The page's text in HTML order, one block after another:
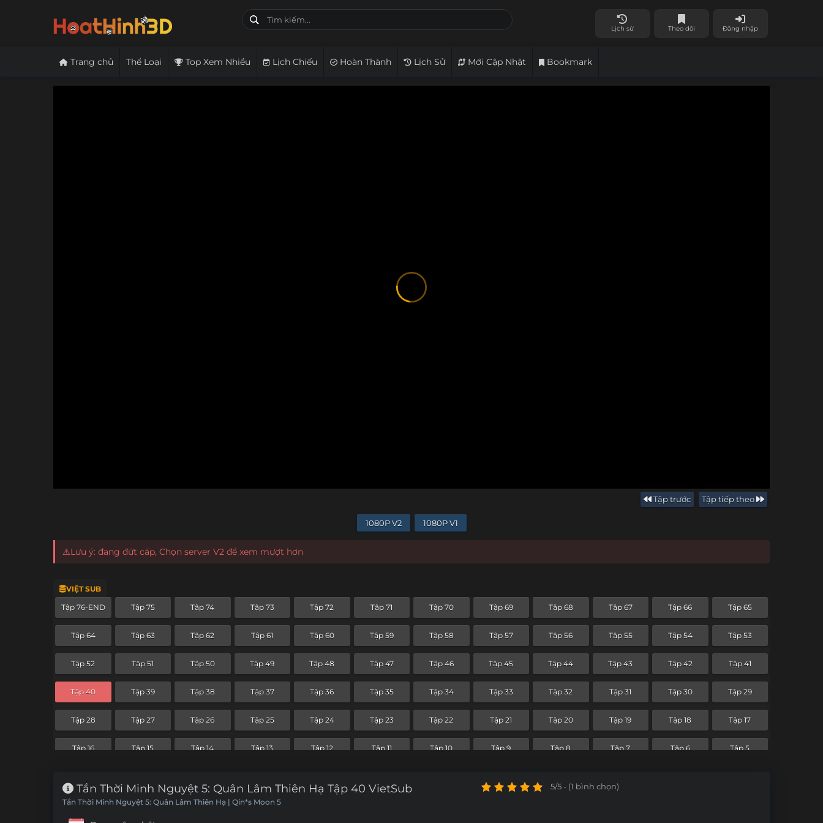
Lịch sử Theo dõi Đăng nhập
Trang chủ Thể Loại Top Xem Nhiều Lịch Chiếu Hoàn Thành Lịch Sử Mới Cập Nhật Bookmark
Tập trước Tập tiếp theo
1080P V2 1080P V1
⚠️Lưu ý: đang đứt cáp, Chọn server V2 để xem mượt hơn
VIỆT SUB
Tập 76-END Tập 75 Tập 74 Tập 73 Tập 72 Tập 71 Tập 70 Tập 69 Tập 68 Tập 67 Tập 66 Tập 65
Tập 64 Tập 63 Tập 62 Tập 61 Tập 60 Tập 59 Tập 58 Tập 57 Tập 56 Tập 55 Tập 54 Tập 53
Tập 52 Tập 51 Tập 50 Tập 49 Tập 48 Tập 47 Tập 46 Tập 45 Tập 44 Tập 43 Tập 42 Tập 41
Tập 40 Tập 39 Tập 38 Tập 37 Tập 36 Tập 35 Tập 34 Tập 33 Tập 32 Tập 31 Tập 30 Tập 29
Tập 28 Tập 27 Tập 26 Tập 25 Tập 24 Tập 23 Tập 22 Tập 21 Tập 20 Tập 19 Tập 18 Tập 17
Tập 16 Tập 15 Tập 14 Tập 13 Tập 12 Tập 11 Tập 10 Tập 9 Tập 8 Tập 7 Tập 6 Tập 5
Tần Thời Minh Nguyệt 5: Quân Lâm Thiên Hạ Tập 40 VietSub
Tần Thời Minh Nguyệt 5: Quân Lâm Thiên Hạ | Qin*s Moon 5
5/5 - (1 bình chọn)